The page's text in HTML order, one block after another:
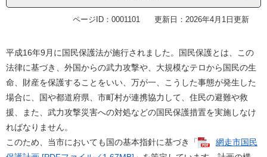
ページID：0001101 更新日：2026年4月1日更新
平成16年9月に国民保護法が施行されました。国民保護とは、この
法律に基づき、外国からの武力攻撃や、大規模なテロから国民の生
命、財産を保護することをいい、万が一、こうした事態が発生した
場合に、国や都道府県、市町村が連携協力して、住民の避難や救
援、また、武力攻撃災害への対処などの国民保護措置を実施しなけ
ればなりません。
このため、当市においても国の基本指針に基づき「
網走市国民